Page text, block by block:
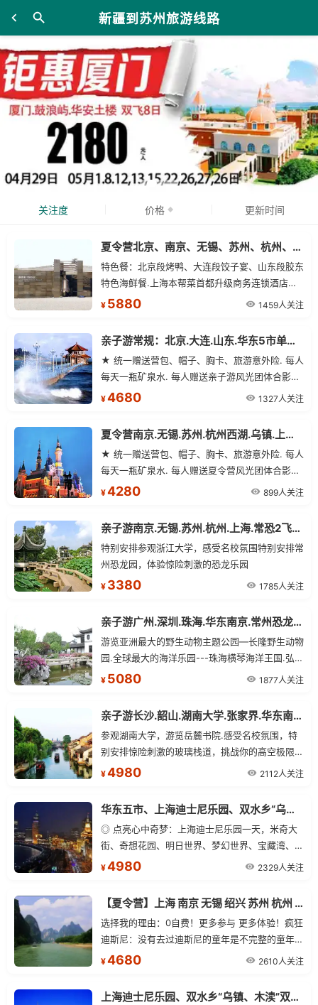
新疆到苏州旅游线路
关注度 价格 更新时间
夏令营北京、南京、无锡、苏州、杭州、上海单飞11日游
特色餐：北京段烤鸭、大连段饺子宴、山东段胶东
特色海鲜餐.上海本帮菜首都升级商务连锁酒店，
华东段升级入住高端连锁酒店，更舒适，更放松
¥ 5880 1459人关注
亲子游常规：北京.大连.山东.华东5市单飞15日游
★ 统一赠送营包、帽子、胸卡、旅游意外险. 每人
每天一瓶矿泉水. 每人赠送亲子游风光团体合影一
张.
¥4680 1327人关注
夏令营南京.无锡.苏州.杭州西湖.乌镇.上海迪士尼.巧克力工厂嗨翻迪士尼高端2飞7日
★ 统一赠送营包、帽子、胸卡、旅游意外险. 每人
每天一瓶矿泉水. 每人赠送夏令营风光团体合影一
张.
¥4280 899人关注
亲子游南京.无锡.苏州.杭州.上海.常恐2飞7日
特别安排参观浙江大学，感受名校氛围特别安排常
州恐龙园，体验惊险刺激的恐龙乐园
¥ 3380 1785人关注
亲子游广州.深圳.珠海.华东南京.常州恐龙园.苏杭.上海双卧14日
游览亚洲最大的野生动物主题公园—长隆野生动物
园.全球最大的海洋乐园---珠海横琴海洋王国.弘扬
世界文化精华为主题的大型文化旅游景区—深圳世
¥ 5080 1877人关注
亲子游长沙.韶山.湖南大学.张家界.华东南京.木渎.上海单飞12日游
参观湖南大学，游览岳麓书院.感受名校氛围，特
别安排惊险刺激的玻璃栈道，挑战你的高空极限.
特别安排常州恐龙园，体验惊险、刺激、神秘、互
¥4980 2112人关注
华东五市、上海迪士尼乐园、双水乡“乌镇、木渎”武夷山、鼓浪屿、五缘湾、厦门、双飞11日游
◎ 点亮心中奇梦：上海迪士尼乐园一天，米奇大
街、奇想花园、明日世界、梦幻世界、宝藏湾、探
险岛、迪士尼小镇等。
¥4980 2329人关注
【夏令营】上海 南京 无锡 绍兴 苏州 杭州 桂林 阳朔13日游
选择我的理由：0自费！更多参与 更多体验！疯狂
迪斯尼：没有去过迪斯尼的童年是不完整的童年！
一起探索奇想花园、探险岛、宝藏湾、明日世界、
¥4680 2610人关注
上海迪士尼乐园、双水乡“乌镇、木渎”双飞7日游